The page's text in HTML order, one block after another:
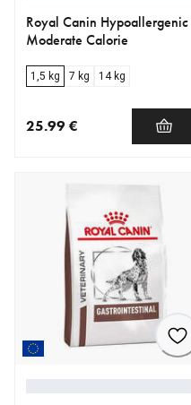
Royal Canin Hypoallergenic
Moderate Calorie
1,5 kg 7 kg 14 kg
25.99 €